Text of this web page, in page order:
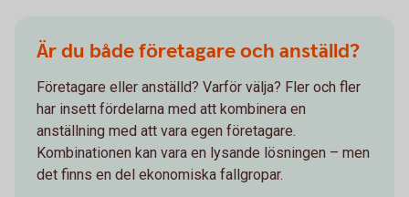
Är du både företagare och anställd?
Företagare eller anställd? Varför välja? Fler och fler
har insett fördelarna med att kombinera en
anställning med att vara egen företagare.
Kombinationen kan vara en lysande lösningen – men
det finns en del ekonomiska fallgropar.